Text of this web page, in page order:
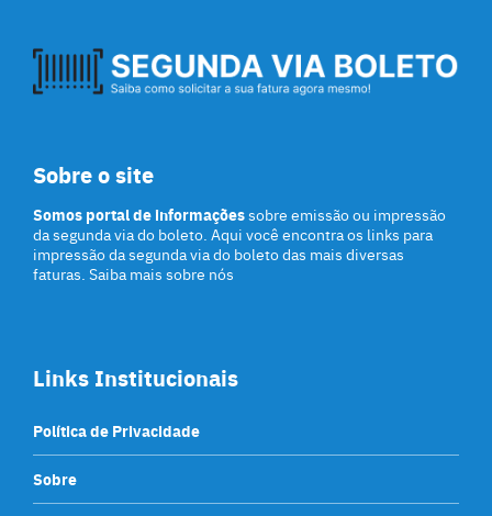
Sobre o site
Somos portal de informaçõessobre emissão ou impressão
da segunda via do boleto. Aqui você encontra os links para
impressão da segunda via do boleto das mais diversas
faturas. Saiba mais sobre nós
Links Institucionais
Política de Privacidade
Sobre